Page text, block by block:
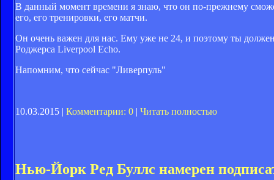
В данный момент времени я знаю, что он по-прежнему
его, его тренировки, его матчи.
Он очень важен для нас. Ему уже не 24, и поэтому ты
Роджерса Liverpool Echo.
Напомним, что сейчас "Ливерпуль"
10.03.2015 | Комментарии: 0 | Читать полностью
Нью-Йорк Ред Буллс намерен